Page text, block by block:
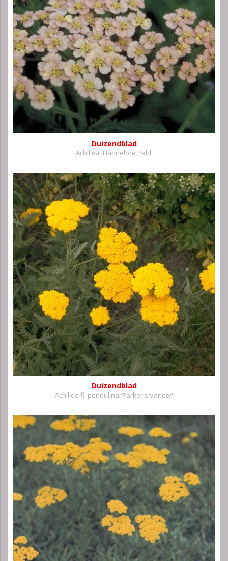
Duizendblad
Achillea 'Hannelore Pahl'
Duizendblad
Achillea filipendulina 'Parker's Variety'